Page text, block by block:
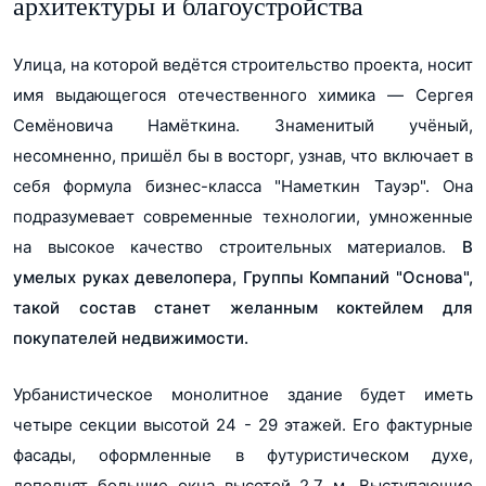
Ипотеку предоставляет АО «Альфа-Банк». Ставка
2,98% на первые 24 месяца далее ставка 29,09 %.
кредита от 3 до 30 лет. Программа действует при
покупке лотов у партнёра АО «Альфа-банк» при
Эксклюзивная программа Trade-In Узнать
покупки можно у специалистов ГК «Основа»
Ипотека 0,11% на год от Альфа банка ПВ 50 % / 30 лет
архитектуры и благоустройства
Улица, на которой ведётся строительство проекта, носит
имя выдающегося отечественного химика ― Сергея
Семёновича Намёткина. Знаменитый учёный,
несомненно, пришёл бы в восторг, узнав, что включает в
себя формула бизнес-класса "Наметкин Тауэр". Она
подразумевает современные технологии, умноженные
на высокое качество строительных материалов. В
умелых руках девелопера, Группы Компаний "Основа",
такой состав станет желанным коктейлем для
покупателей недвижимости.
Урбанистическое монолитное здание будет иметь
четыре секции высотой 24 - 29 этажей. Его фактурные
фасады, оформленные в футуристическом духе,